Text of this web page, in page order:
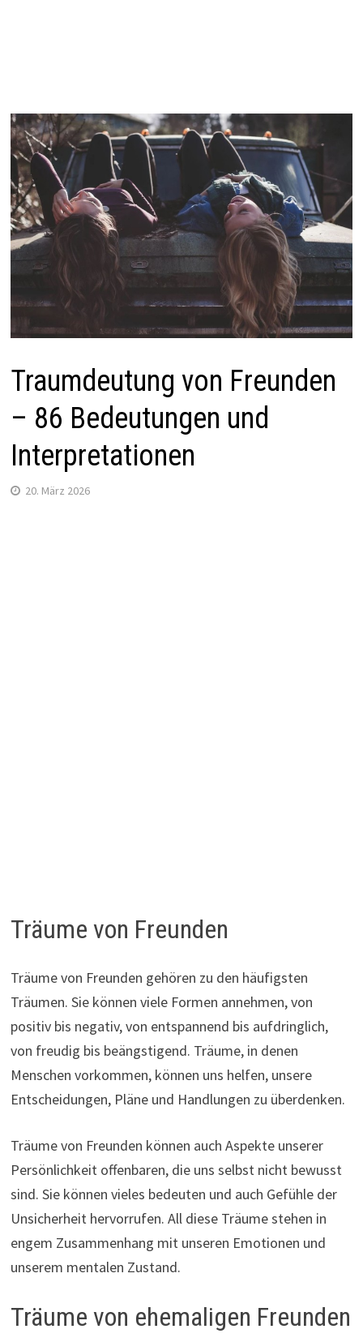
Traumdeutung von Freunden
– 86 Bedeutungen und
Interpretationen
20. März 2026
Träume von Freunden
Träume von Freunden gehören zu den häufigsten
Träumen. Sie können viele Formen annehmen, von
positiv bis negativ, von entspannend bis aufdringlich,
von freudig bis beängstigend. Träume, in denen
Menschen vorkommen, können uns helfen, unsere
Entscheidungen, Pläne und Handlungen zu überdenken.
Träume von Freunden können auch Aspekte unserer
Persönlichkeit offenbaren, die uns selbst nicht bewusst
sind. Sie können vieles bedeuten und auch Gefühle der
Unsicherheit hervorrufen. All diese Träume stehen in
engem Zusammenhang mit unseren Emotionen und
unserem mentalen Zustand.
Träume von ehemaligen Freunden